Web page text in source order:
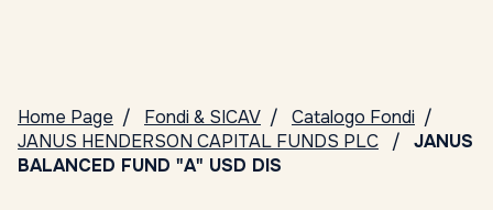
Home Page Fondi & SICAV
Catalogo Fondi
JANUS HENDERSON CAPITAL FUNDS PLC
JANUS
BALANCED FUND "A" USD DIS